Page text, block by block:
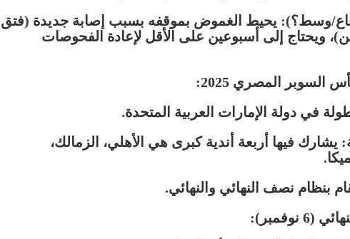
وسط؟): يحيط الغموض بموقفه بسبب إصابة جديدة (فتق
ويحتاج إلى أسبوعين على الأقل لإعادة الفحوصات
السوبر المصري 2025:
في دولة الإمارات العربية المتحدة.
يشارك فيها أربعة أندية كبرى هي الأهلي، الزمالك،
بنظام نصف النهائي والنهائي.
نوفمبر):